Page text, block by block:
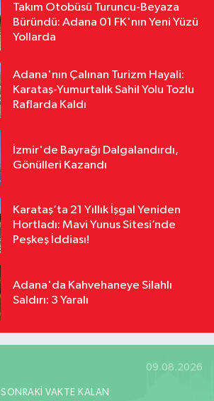
Yurttan
18:10Kar Maskeleriyle Araç Soyan
Takım Otobüsü Turuncu-Beyaza
Büründü: Adana 01 FK'nın Yeni Yüzü
Yollarda
Adana'nın Çalınan Turizm Hayali:
Karataş-Yumurtalık Sahil Yolu Tozlu
Raflarda Kaldı
İzmir'de Bayrağı Dalgalandırdı,
Gönülleri Kazandı
Karataş’ta 21 Yıllık İşgal Yeniden
Hortladı: Mavi Yunus Sitesi’nde
Peşkeş İddiası!
Adana'da Kahvehaneye Silahlı
Saldırı: 3 Yaralı
09.08.2026
SONRAKI VAKTE KALAN